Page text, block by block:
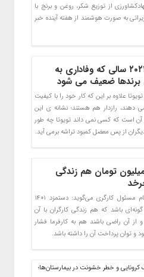
از توزیع شکر، روغن و برنج با
به صورت هوشمند از هفته آینده خبر
سال ۲۰۲۱ سالی که وفاداری به
برندها ضعیف می شود
تویوتا علاوه بر این که کار خود را با کیفیت
دهند،‌ رازدار هم هستند؛ نشانه ی این
آن است که کسی نمی داند تویوتا چه طور
دیگران از پس معضل کمبود تراشه برمی آید.
۱۰ میلیون تومان هم زندگی
یک مقام مسئول کارگری می‌گوید: دستمزد ۱۴۰۱
گونه‌ای باشد که هم زندگی کارگران با آن
از آن راضی باشند هم به کارفرما فشار
و توان پرداخت آن را داشته باشد.